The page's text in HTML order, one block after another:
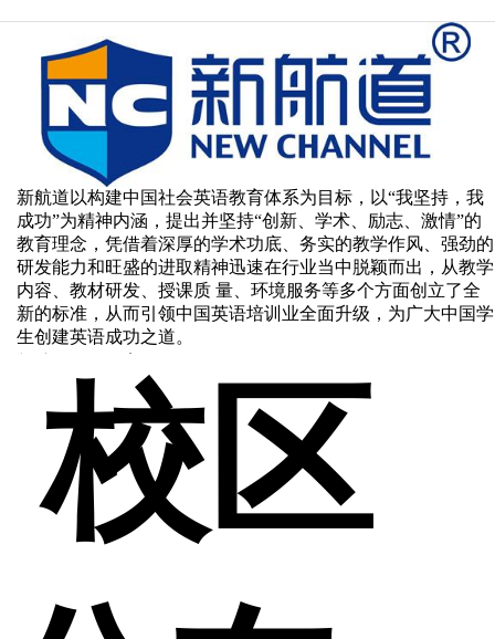
新航道以构建中国社会英语教育体系为目标，以“我坚持，我
成功”为精神内涵，提出并坚持“创新、学术、励志、激情”的
教育理念，凭借着深厚的学术功底、务实的教学作风、强劲的
研发能力和旺盛的进取精神迅速在行业当中脱颖而出，从教学
内容、教材研发、授课质 量、环境服务等多个方面创立了全
新的标准，从而引领中国英语培训业全面升级，为广大中国学
生创建英语成功之道。
EDUCATION GROUP LIMITED)是由中国英语培训界领军人
物、英语教育胡敏教授率领一批国内外语言培训界精英及学者
共同创办，美国国际数据集团(IDG)和 全球的教育培训机构美
国Kaplan国际教育集团参与战略投资的国际化语言教育机构
校区